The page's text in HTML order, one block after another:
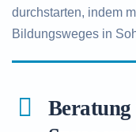
durchstarten, indem
Bildungsweges in
Beratung